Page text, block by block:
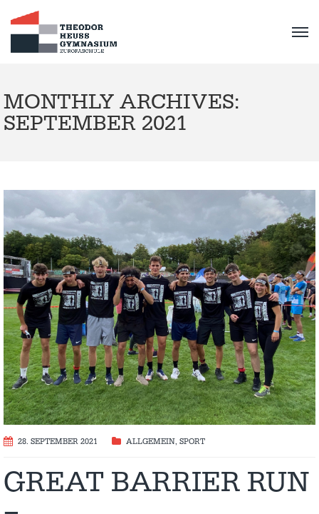
MONTHLY ARCHIVES:
SEPTEMBER 2021
28. SEPTEMBER 2021 ALLGEMEIN, SPORT
GREAT BARRIER RUN